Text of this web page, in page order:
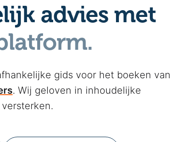
advies met
gids voor het boeken van
. Wij geloven in inhoudelijke